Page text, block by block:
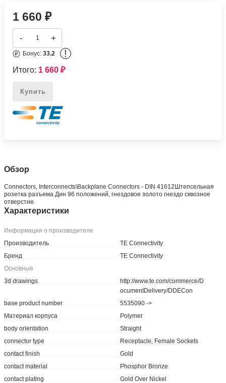
1 660₽
- +
Бонус:33.2 !
Итого: 1 660₽
Купить
Обзор
Connectors, Interconnects\Backplane Connectors - DIN 41612Штепсельная
розетка разъема Дин 96 положений, гнездовое золото гнездо сквозное
отверстие
Характеристики
Информация о производителе
Производитель
TE Connectivity
Бренд
TE Connectivity
Основные
3d drawings
http://www.te.com/commerce/D
ocumentDelivery/DDECon
base product number
5535090 ->
Материал корпуса
Polymer
body orientation
Straight
connector type
Receptacle, Female Sockets
contact finish
Gold
contact material
Phosphor Bronze
contact plating
Gold Over Nickel